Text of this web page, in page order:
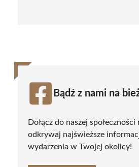
Bądź z nami na
Dołącz do naszej społeczności
odkrywaj najświeższe
wydarzenia w Twojej okolicy!